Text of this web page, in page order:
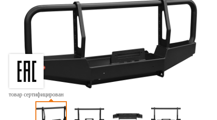
товар сертифицирован